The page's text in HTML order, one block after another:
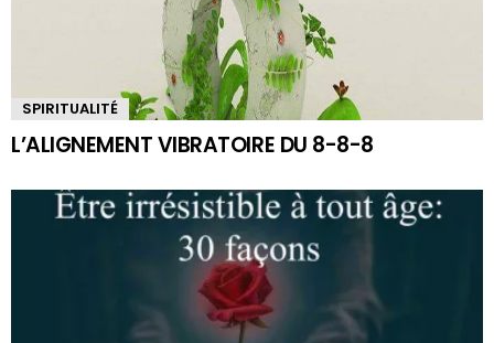
SPIRITUALITÉ
L’ALIGNEMENT VIBRATOIRE DU 8-8-8